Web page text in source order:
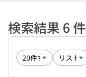
検索結果 6 件